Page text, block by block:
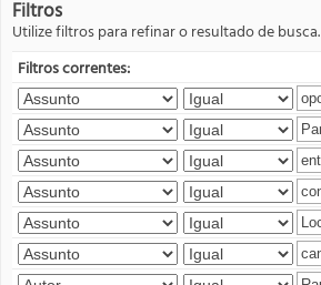
Filtros
Utilize filtros para refinar o resultado de busca.
Filtros correntes: